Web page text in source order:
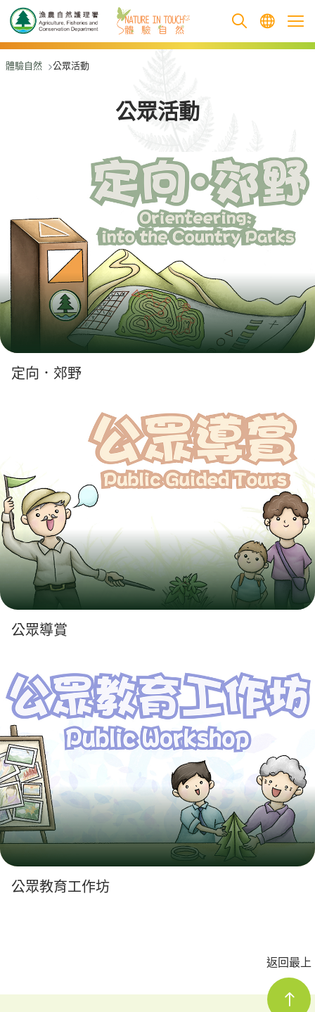
跳至主要內容
體驗自然 公眾活動
公眾活動
定向．郊野
公眾導賞
公眾教育工作坊
返回最上